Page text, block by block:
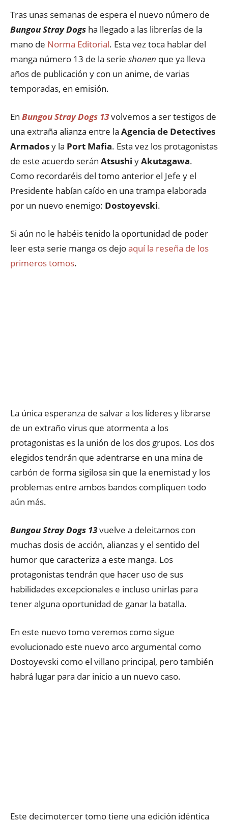
Tras unas semanas de espera el nuevo número de
Bungou Stray Dogs ha llegado a las librerías de la
mano de Norma Editorial. Esta vez toca hablar del
manga número 13 de la serie shonen que ya lleva
años de publicación y con un anime, de varias
temporadas, en emisión.
En Bungou Stray Dogs 13volvemos a ser testigos de
una extraña alianza entre la Agencia de Detectives
Armadosy la Port Mafia. Esta vez los protagonistas
de este acuerdo serán Atsushi yAkutagawa.
Como recordaréis del tomo anterior el Jefe y el
Presidente habían caído en una trampa elaborada
por un nuevo enemigo: Dostoyevski.
Si aún no le habéis tenido la oportunidad de poder
leer esta serie manga os dejoaquí la reseña de los
primeros tomos.
La única esperanza de salvar a los líderes y librarse
de un extraño virus que atormenta a los
protagonistas es la unión de los dos grupos. Los dos
elegidos tendrán que adentrarse en una mina de
carbón de forma sigilosa sin que la enemistad y los
problemas entre ambos bandos compliquen todo
aún más.
Bungou Stray Dogs 13vuelve a deleitarnos con
muchas dosis de acción, alianzas y el sentido del
humor que caracteriza a este manga. Los
protagonistas tendrán que hacer uso de sus
habilidades excepcionales e incluso unirlas para
tener alguna oportunidad de ganar la batalla.
En este nuevo tomo veremos como sigue
evolucionado este nuevo arco argumental como
Dostoyevski como el villano principal, pero también
habrá lugar para dar inicio a un nuevo caso.
Este decimotercer tomo tiene una edición idéntica